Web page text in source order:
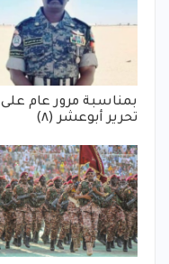
بمناسبة مرور عام على
تحرير أبوعشر (٨)